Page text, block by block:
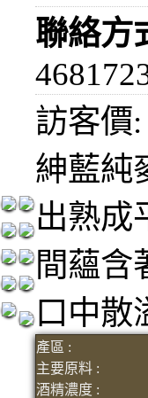
聯絡方
訪客價
紳藍純
出熟成
間蘊含
口中
產區 :
主要原料 :
酒精濃度 :